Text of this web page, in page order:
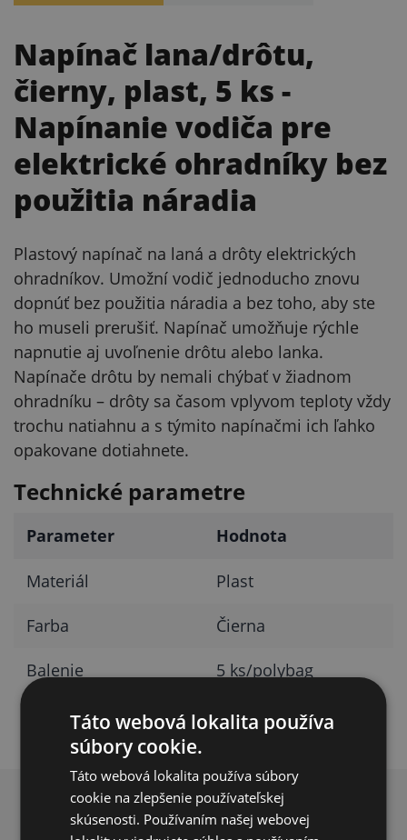
Napínač lana/drôtu,
čierny, plast, 5 ks -
Napínanie vodiča pre
elektrické ohradníky bez
použitia náradia
Plastový napínač na laná a drôty elektrických
ohradníkov. Umožní vodič jednoducho znovu
dopnúť bez použitia náradia a bez toho, aby ste
ho museli prerušiť. Napínač umožňuje rýchle
napnutie aj uvoľnenie drôtu alebo lanka.
Napínače drôtu by nemali chýbať v žiadnom
ohradníku – drôty sa časom vplyvom teploty vždy
trochu natiahnu a s týmito napínačmi ich ľahko
opakovane dotiahnete.
Technické parametre
Parameter Hodnota
Materiál Plast
Farba Čierna
Balenie 5 ks/polybag
PREČO NAKUPOVAŤ U NÁS?
Táto webová lokalita používa
súbory cookie.
Táto webová lokalita používa súbory
cookie na zlepšenie používateľskej
skúsenosti. Používaním našej webovej